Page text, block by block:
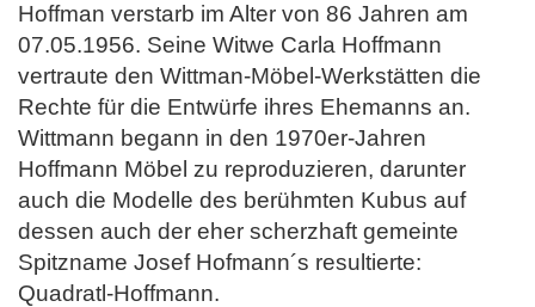
Hoffman verstarb im Alter von 86 Jahren am
07.05.1956. Seine Witwe Carla Hoffmann
vertraute den Wittman-Möbel-Werkstätten die
Rechte für die Entwürfe ihres Ehemanns an.
Wittmann begann in den 1970er-Jahren
Hoffmann Möbel zu reproduzieren, darunter
auch die Modelle des berühmten Kubus auf
dessen auch der eher scherzhaft gemeinte
Spitzname Josef Hofmann´s resultierte:
Quadratl-Hoffmann.